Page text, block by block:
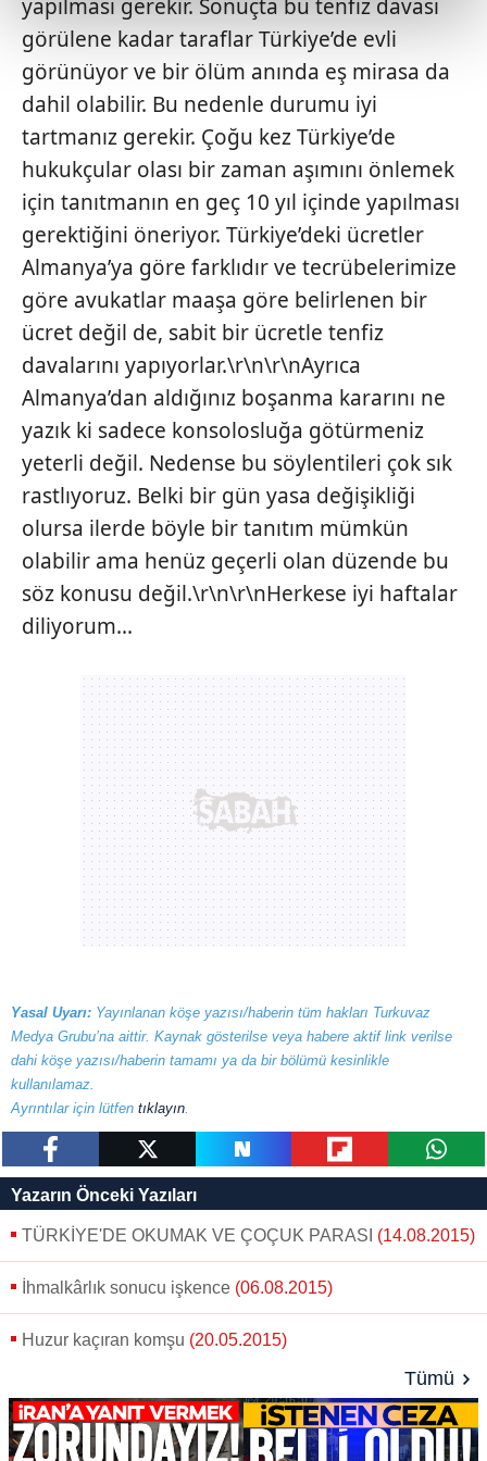
kalemimiz olduğunu sizlere hatırlatmak isteriz.
Her halükârda, kullanıcılar, bu çerezlere izin vermedikleri
takdirde, kullanıcılara hedefli reklamlar
Sizlere daha iyi bir hizmet sunabilmek için İnternet
Sitemizde kendimize ve üçüncü kişilere ait çerezler
kullanılmaktadır. Bu çerezler vasıtasıyla çeşitli kişisel
verileriniz işlenmekte olup gerekli olan çerezler bilgi
toplumu hizmetlerinin sunulması amacıyla
kullanılmaktadır. Diğer çerezler, sitemizin daha işlevsel
kılınması ve kişiselleştirilmesi ve sizlere yönelik
reklam/pazarlama faaliyetlerinin yapılması, amaçlarıyla
sınırlı olarak açık rızanız dahilinde kullanılacaktır.
Çerezlere ilişkin tercihlerinizi aşağıda yer alan panel
vasıtasıyla belirleyebilirsiniz. Çerezlere ilişkin detaylı bilgi
için Ayarlar butonuna tıklayabilir,
Çerez Bilgilendirme
Metnimizi
ziyaret edebilirsiniz.
6698 sayılı Kişisel Verilerin Korunması Kanunu uyarınca
hazırlanmış Aydınlatma Metnimizi okumak ve sitemizde
ilgili mevzuata uygun olarak kullanılan çerezlerle ilgili bilgi
almak için lütfen
yapılması gerekir. Sonuçta bu tenfiz davası
görülene kadar taraflar Türkiye’de evli
görünüyor ve bir ölüm anında eş mirasa da
dahil olabilir. Bu nedenle durumu iyi
tartmanız gerekir. Çoğu kez Türkiye’de
hukukçular olası bir zaman aşımını önlemek
için tanıtmanın en geç 10 yıl içinde yapılması
gerektiğini öneriyor. Türkiye’deki ücretler
Almanya’ya göre farklıdır ve tecrübelerimize
göre avukatlar maaşa göre belirlenen bir
ücret değil de, sabit bir ücretle tenfiz
davalarını yapıyorlar.\r\n\r\nAyrıca
Almanya’dan aldığınız boşanma kararını ne
yazık ki sadece konsolosluğa götürmeniz
yeterli değil. Nedense bu söylentileri çok sık
rastlıyoruz. Belki bir gün yasa değişikliği
olursa ilerde böyle bir tanıtım mümkün
olabilir ama henüz geçerli olan düzende bu
söz konusu değil.\r\n\r\nHerkese iyi haftalar
diliyorum...
Yasal Uyarı: Yayınlanan köşe yazısı/haberin tüm hakları Turkuvaz
Medya Grubu’na aittir. Kaynak gösterilse veya habere aktif link verilse
dahi köşe yazısı/haberin tamamı ya da bir bölümü kesinlikle
kullanılamaz.
Ayrıntılar için lütfen tıklayın
Yazarın Önceki Yazıları
TÜRKİYE'DE OKUMAK VE ÇOÇUK PARASI (14.08.2015)
İhmalkârlık sonucu işkence (06.08.2015)
Huzur kaçıran komşu (20.05.2015)
Tümü